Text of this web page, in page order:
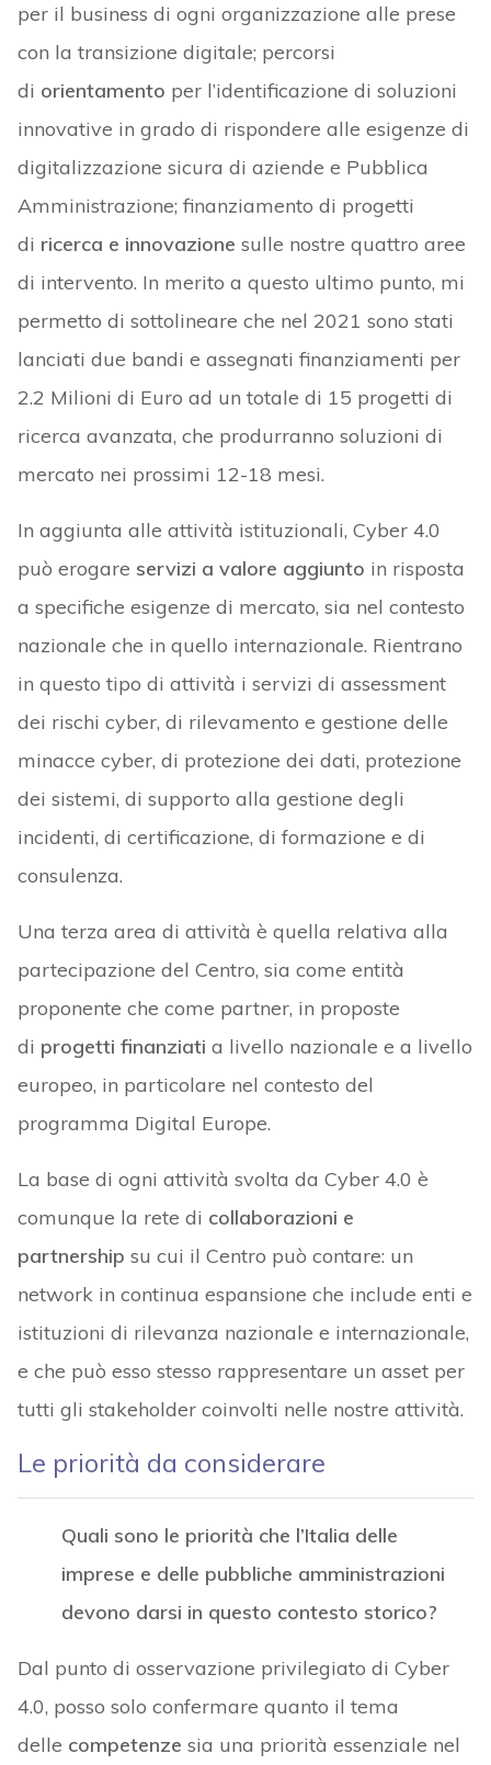
per il business di ogni organizzazione alle prese
con la transizione digitale; percorsi
di orientamento per l’identificazione di soluzioni
innovative in grado di rispondere alle esigenze di
digitalizzazione sicura di aziende e Pubblica
Amministrazione; finanziamento di progetti
di ricerca e innovazione sulle nostre quattro aree
di intervento. In merito a questo ultimo punto, mi
permetto di sottolineare che nel 2021 sono stati
lanciati due bandi e assegnati finanziamenti per
2.2 Milioni di Euro ad un totale di 15 progetti di
ricerca avanzata, che produrranno soluzioni di
mercato nei prossimi 12-18 mesi.
In aggiunta alle attività istituzionali, Cyber 4.0
può erogare servizi a valore aggiunto in risposta
a specifiche esigenze di mercato, sia nel contesto
nazionale che in quello internazionale. Rientrano
in questo tipo di attività i servizi di assessment
dei rischi cyber, di rilevamento e gestione delle
minacce cyber, di protezione dei dati, protezione
dei sistemi, di supporto alla gestione degli
incidenti, di certificazione, di formazione e di
consulenza.
Una terza area di attività è quella relativa alla
partecipazione del Centro, sia come entità
proponente che come partner, in proposte
di progetti finanziati a livello nazionale e a livello
europeo, in particolare nel contesto del
programma Digital Europe.
La base di ogni attività svolta da Cyber 4.0 è
comunque la rete di collaborazioni e
partnership su cui il Centro può contare: un
network in continua espansione che include enti e
istituzioni di rilevanza nazionale e internazionale,
e che può esso stesso rappresentare un asset per
tutti gli stakeholder coinvolti nelle nostre attività.
Le priorità da considerare
Quali sono le priorità che l’Italia delle
imprese e delle pubbliche amministrazioni
devono darsi in questo contesto storico?
Dal punto di osservazione privilegiato di Cyber
4.0, posso solo confermare quanto il tema
delle competenze sia una priorità essenziale nel